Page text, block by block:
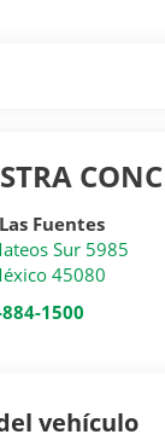
Fuentes
Sur 5985
45080
1500
vehículo